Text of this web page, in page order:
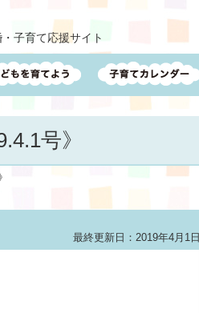
子育て応援サイト
号》
最終更新日：2019年4月1日